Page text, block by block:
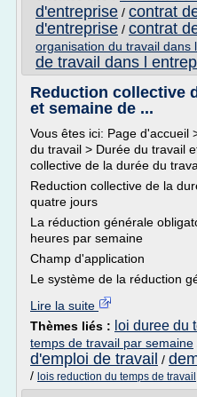
d'entreprise / contrat
d'entreprise / contrat
organisation du travail dans
de travail dans l
Reduction collective
et semaine de ...
Vous êtes ici: Page d'accueil
du travail > Durée du travail
collective de la durée du
Reduction collective de la
quatre jours
La réduction générale
heures par semaine
Champ d'application
Le système de la réduction
Lire la suite
Thèmes liés : loi duree du
temps de travail par semaine
d'emploi de travail /
/ lois reduction du temps de travail